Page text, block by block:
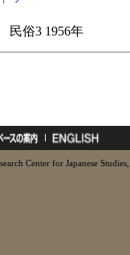
俗3 1956年
Center for Japanese